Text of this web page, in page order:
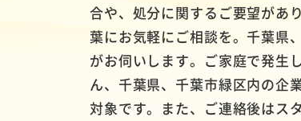
合や、処分に関するご要望があ
葉にお気軽にご相談を。千葉県
がお伺いします。ご家庭で発生
ん、千葉県、千葉市緑区内の企
対象です。また、ご連絡後はス